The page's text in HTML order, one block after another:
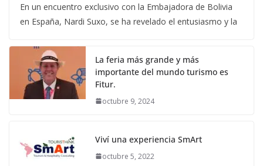
En un encuentro exclusivo con la Embajadora de Bolivia
en España, Nardi Suxo, se ha revelado el entusiasmo y la
La feria más grande y más
importante del mundo turismo es
Fitur.
octubre 9, 2024
Viví una experiencia SmArt
octubre 5, 2022